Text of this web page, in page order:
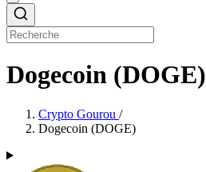
Dogecoin (DOGE)
Crypto Gourou /
Dogecoin (DOGE)